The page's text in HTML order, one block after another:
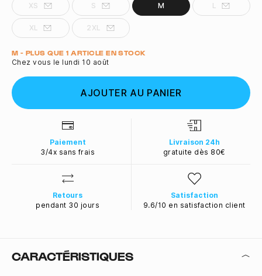
XS S M L
XL 2XL
Quantité
M - PLUS QUE 1 ARTICLE EN STOCK
Chez vous le lundi 10 août
AJOUTER AU PANIER
Paiement
3/4x sans frais
Livraison 24h
gratuite dès 80€
Retours
pendant 30 jours
Satisfaction
9.6/10 en satisfaction client
CARACTÉRISTIQUES